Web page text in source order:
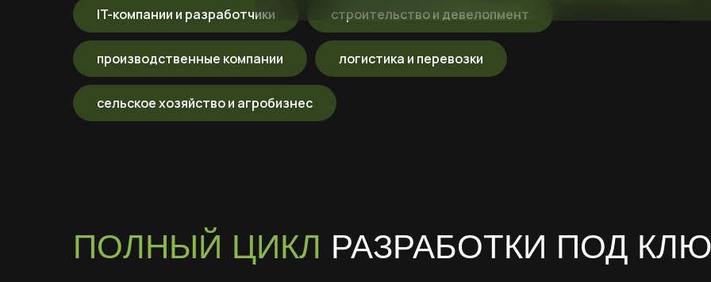
IT-компании и разработчики строительство и девелопмент
производственные компании логистика и перевозки
сельское хозяйство и агробизнес
ПОЛНЫЙ ЦИКЛ РАЗРАБОТКИ ПОД